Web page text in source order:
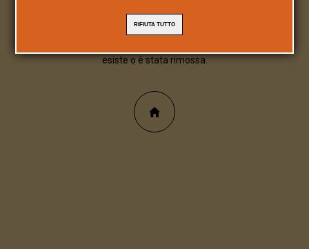
esiste o è stata rimossa.
RIFIUTA TUTTO